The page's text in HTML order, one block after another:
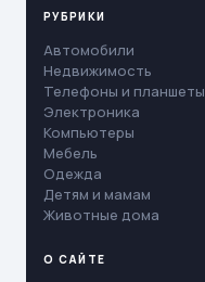
РУБРИКИ
Автомобили
Недвижимость
Телефоны и планшеты
Электроника
Компьютеры
Мебель
Одежда
Детям и мамам
Животные дома
О САЙТЕ